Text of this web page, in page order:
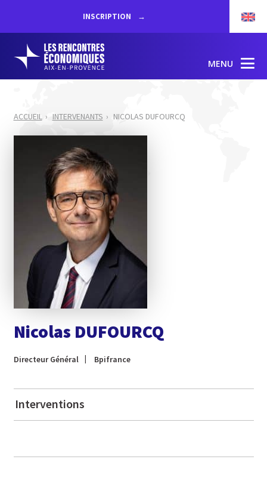
INSCRIPTION
MENU
ACCUEIL INTERVENANTS NICOLAS DUFOURCQ
Nicolas DUFOURCQ
Directeur Général Bpifrance
Interventions